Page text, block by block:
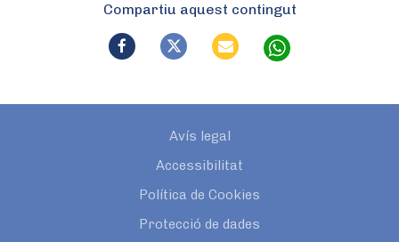
Compartiu aquest contingut
Avís legal
Accessibilitat
Política de Cookies
Protecció de dades